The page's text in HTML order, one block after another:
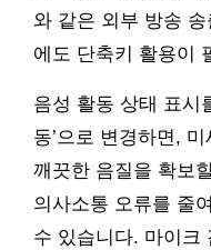
와 같은 외부 방송
에도 단축키 활용이
음성 활동 상태 표시
동’으로 변경하면,
깨끗한 음질을 확보
의사소통 오류를 줄
수 있습니다. 마이크